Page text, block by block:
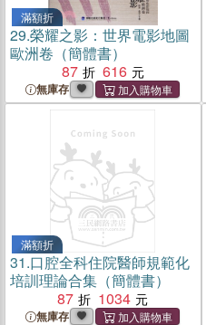
滿額折
29.榮耀之影：世界電影地圖
歐洲卷（簡體書）
87
616
無庫存
滿額折
31.口腔全科住院醫師規範化
培訓理論合集（簡體書）
87
1034
無庫存